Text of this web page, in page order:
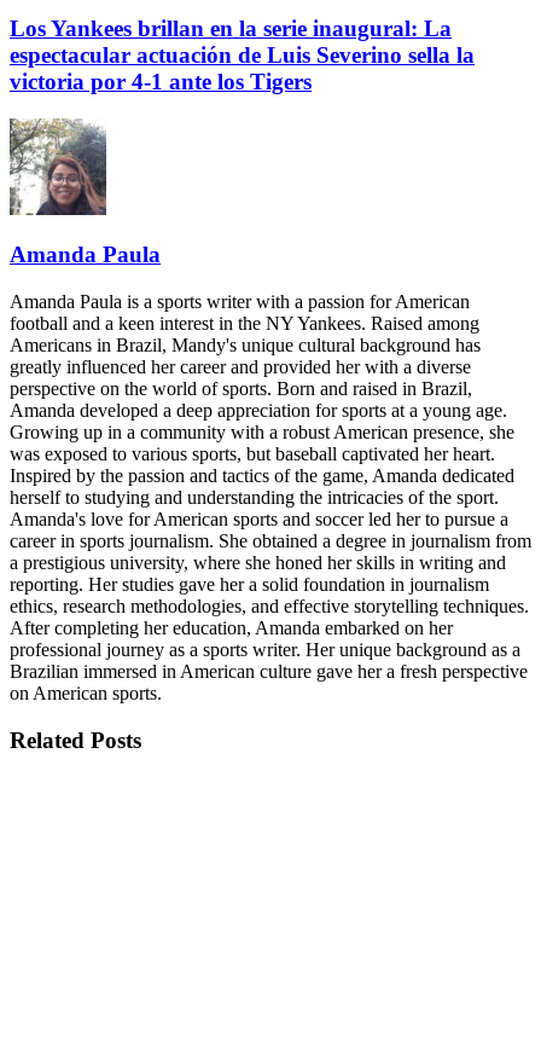
Los Yankees brillan en la serie inaugural: La
espectacular actuación de Luis Severino sella la
victoria por 4-1 ante los Tigers
Amanda Paula
Amanda Paula is a sports writer with a passion for American
football and a keen interest in the NY Yankees. Raised among
Americans in Brazil, Mandy's unique cultural background has
greatly influenced her career and provided her with a diverse
perspective on the world of sports. Born and raised in Brazil,
Amanda developed a deep appreciation for sports at a young age.
Growing up in a community with a robust American presence, she
was exposed to various sports, but baseball captivated her heart.
Inspired by the passion and tactics of the game, Amanda dedicated
herself to studying and understanding the intricacies of the sport.
Amanda's love for American sports and soccer led her to pursue a
career in sports journalism. She obtained a degree in journalism from
a prestigious university, where she honed her skills in writing and
reporting. Her studies gave her a solid foundation in journalism
ethics, research methodologies, and effective storytelling techniques.
After completing her education, Amanda embarked on her
professional journey as a sports writer. Her unique background as a
Brazilian immersed in American culture gave her a fresh perspective
on American sports.
Related Posts